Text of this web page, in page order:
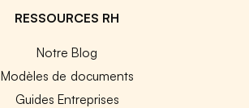
RESSOURCES RH
Notre Blog
Modèles de documents
Guides Entreprises